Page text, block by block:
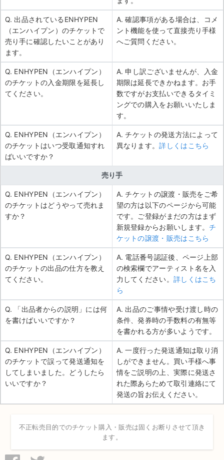
Q. 出品されているENHYPEN
（エンハイプン）のチケットで
売り手に確認したいことがあり
ます。
A. 確認事項がある場合は、コメ
ント機能を使って直接売り手様
へご質問ください。
Q. ENHYPEN（エンハイプン）
のチケットの入金期限を延長し
てください。
A. 申し訳ございませんが、入金
期限は延長できかねます。お手
数ですがお支払いできるタイミ
ングでの購入をお願いいたしま
す。
Q. ENHYPEN（エンハイプン）
のチケットはいつ受取通知すれ
ばいいですか？
A. チケットの発送方法によって
異なります。詳しくはこちら
売り手
Q. ENHYPEN（エンハイプン）
のチケットはどうやって売れま
すか？
A. チケットの譲渡・販売をご希
望の方は以下のページから可能
です。ご登録がまだの方はまず
新規登録からお願いします。チ
ケットの譲渡・販売はこちら
Q. ENHYPEN（エンハイプン）
のチケットの出品の仕方を教え
てください。
A. 電話番号認証後、ページ上部
の検索欄でアーティスト名を入
力してください。 詳しくはこち
ら
Q. 「出品者からの説明」には何
を書けばいいですか？
A. 出品のご事情や受け渡し時の
条件、発券時の手数料の有無等
を書かれる方が多いようです。
Q. ENHYPEN（エンハイプン）
のチケットで誤って発送通知を
してしまいました。どうしたら
いいですか？
A. 一度行った発送通知は取り消
しができません。買い手様へ事
情をご説明の上、実際に発送さ
れた際あらためて取引連絡にて
発送の旨お伝えください。
不正転売目的でのチケット購入・販売は固くお断りさせて頂き
ます。